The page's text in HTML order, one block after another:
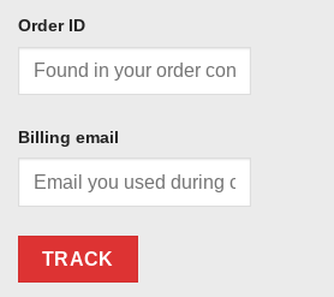
Order ID
Billing email
TRACK